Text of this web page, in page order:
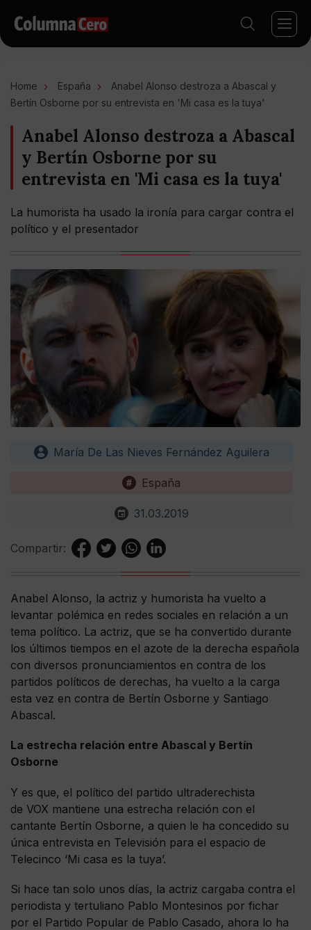
Home España
Anabel Alonso destroza a Abascal y
Bertín Osborne por su entrevista en 'Mi casa es la tuya'
Anabel Alonso destroza a Abascal
y Bertín Osborne por su
entrevista en 'Mi casa es la tuya'
La humorista ha usado la ironía para cargar contra el
político y el presentador
María De Las Nieves Fernández Aguilera
España
31.03.2019
Compartir:
Anabel Alonso, la actriz y humorista ha vuelto a
levantar polémica en redes sociales en relación a un
tema político. La actriz, que se ha convertido durante
los últimos tiempos en el azote de la derecha española
con diversos pronunciamientos en contra de los
partidos políticos de derechas, ha vuelto a la carga
esta vez en contra de Bertín Osborne y Santiago
Abascal.
La estrecha relación entre Abascal y Bertín
Osborne
Y es que, el político del partido ultraderechista
de VOX mantiene una estrecha relación con el
cantante Bertín Osborne, a quien le ha concedido su
única entrevista en Televisión para el espacio de
Telecinco ‘Mi casa es la tuya’.
Si hace tan solo unos días, la actriz cargaba contra el
periodista y tertuliano Pablo Montesinos por fichar
por el Partido Popular de Pablo Casado, ahora lo ha